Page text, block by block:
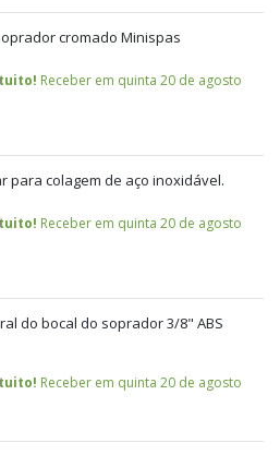
cromado Minispas
Receber em quinta 20 de agosto
para colagem de aço inoxidável.
Receber em quinta 20 de agosto
do bocal do soprador 3/8" ABS
Receber em quinta 20 de agosto